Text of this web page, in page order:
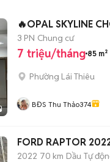
🔥OPAL SKYLINE
3 PN Chung cư
7 triệu/tháng 85 m²
Phường Lái Thiêu
BĐS Thu Thảo374
FORD RAPTOR
2022 70 km Dầu Tự